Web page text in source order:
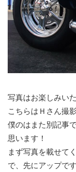
写真はお楽しみい
こちらはＨさん撮
僕のはまた別記事
思います！
まず写真を載せて
で、先にアップで